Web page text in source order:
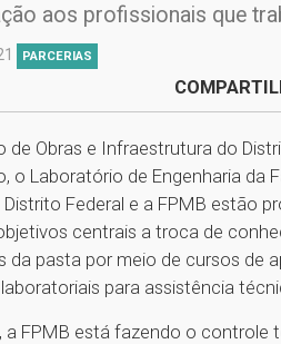
aos profissionais que
PARCERIAS
de Obras e Infraestrutura do
o Laboratório de Engenharia da
Federal e a FPMB estão
centrais a troca de
da pasta por meio de cursos de
para assistência
a FPMB está fazendo o controle